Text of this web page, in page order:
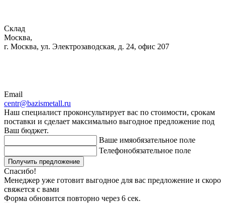
Склад
Москва,
г. Москва, ул. Электрозаводская, д. 24, офис 207
Email
centr@bazismetall.ru
Наш специалист проконсультирует вас по стоимости, срокам
поставки и сделает максимально выгодное предложение под
Ваш бюджет.
Ваше имяобязательное поле
Телефонобязательное поле
Получить предложение
Спасибо!
Менеджер уже готовит выгодное для вас предложение и скоро
свяжется с вами
Форма обновится повторно через 6 сек.